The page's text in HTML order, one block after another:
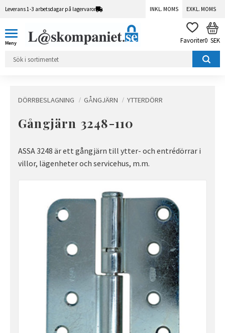
Leverans 1-3 arbetsdagar på lagervaror INKL. MOMS EXKL. MOMS
FAVORITER
0 SEK
DÖRRBESLAGNING GÅNGJÄRN YTTERDÖRR
Gångjärn 3248-110
ASSA 3248 är ett gångjärn till ytter- och entrédörrar i
villor, lägenheter och servicehus, m.m.